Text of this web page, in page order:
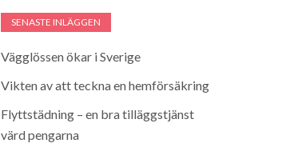
SENASTE INLÄGGEN
Vägglössen ökar i Sverige
Vikten av att teckna en hemförsäkring
Flyttstädning – en bra tilläggstjänst
värd pengarna